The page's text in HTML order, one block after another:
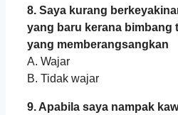
8. Saya kurang
yang baru kerana bimbang
yang memberangsangkan
A. Wajar
B. Tidak wajar
9. Apabila saya nampak